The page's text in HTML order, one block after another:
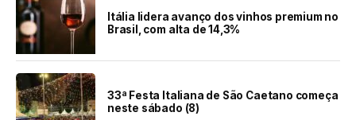
Itália lidera avanço dos vinhos premium no
Brasil, com alta de 14,3%
33ª Festa Italiana de São Caetano começa
neste sábado (8)